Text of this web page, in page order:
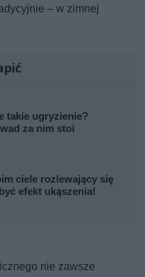
– w zimnej
takie ugryzienie?
za nim stoi
ciele rozlewający się
efekt ukąszenia!
nie zawsze